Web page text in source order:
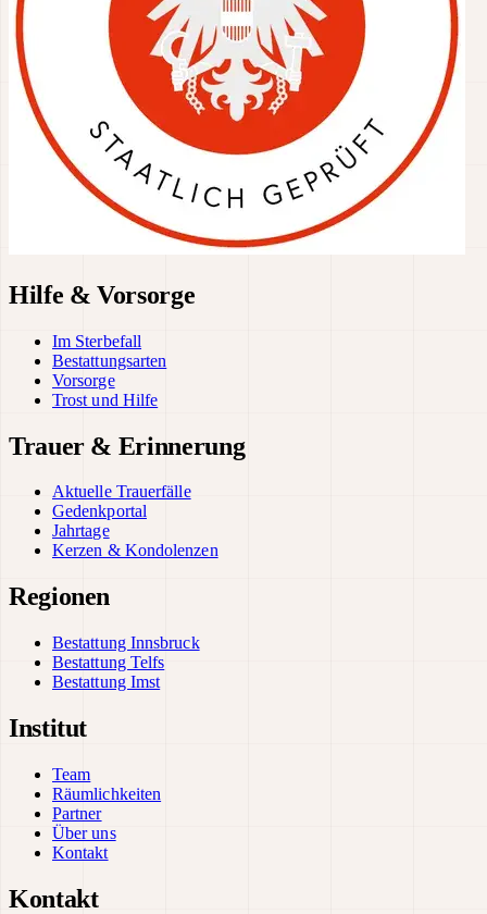
Hilfe & Vorsorge
Im Sterbefall
Bestattungsarten
Vorsorge
Trost und Hilfe
Trauer & Erinnerung
Aktuelle Trauerfälle
Gedenkportal
Jahrtage
Kerzen & Kondolenzen
Regionen
Bestattung Innsbruck
Bestattung Telfs
Bestattung Imst
Institut
Team
Räumlichkeiten
Partner
Über uns
Kontakt
Kontakt